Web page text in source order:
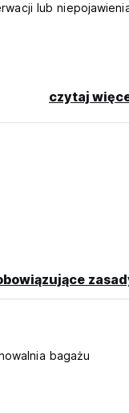
lub
czytaj
bagażu